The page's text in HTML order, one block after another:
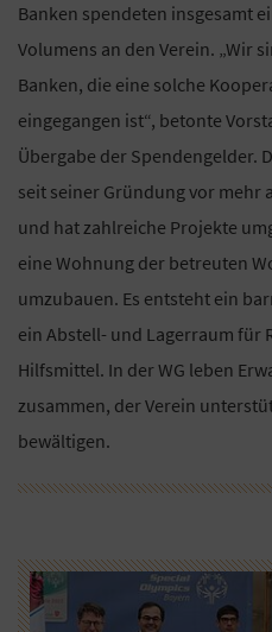
Banken spendeten insgesamt
Volumens an den Verein. „Wir
Banken, die eine solche
eingegangen ist“, betonte
Übergabe der Spendengelder.
seit seiner Gründung vor mehr
und hat zahlreiche Projekte
eine Wohnung der betreuten
umzubauen. Es entsteht ein
ein Abstell- und Lagerraum für
Hilfsmittel. In der WG leben
zusammen, der Verein
bewältigen.